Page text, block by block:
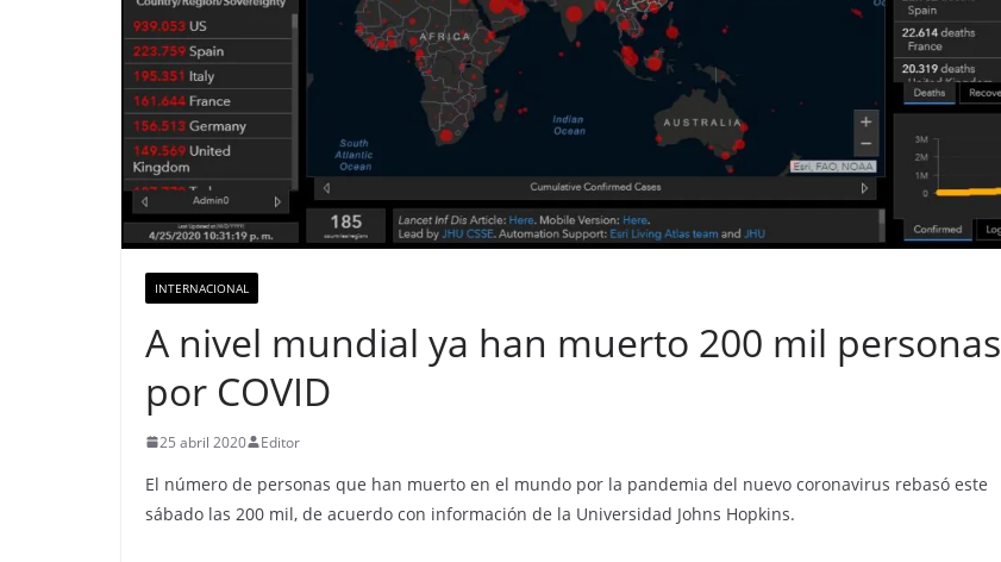
INTERNACIONAL
A nivel mundial ya han muerto 200 mil personas
por COVID
25 abril 2020 Editor
El número de personas que han muerto en el mundo por la pandemia del nuevo coronavirus rebasó este
sábado las 200 mil, de acuerdo con información de la Universidad Johns Hopkins.